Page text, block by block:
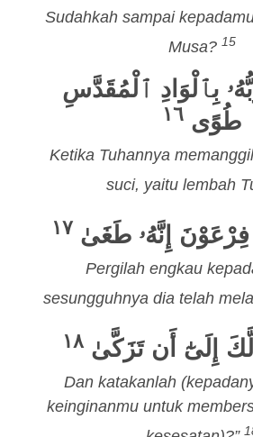
Sudahkah sampai
Musa? 15
بِٱلْوَادِ ٱلْمُقَدَّسِ
طُوًى ١٦
Ketika Tuhannya
suci, yaitu lembah
إِنَّهُۥ طَغَىٰ ١٧
Pergilah engkau
sesungguhnya dia telah
إِلَىٰٓ أَن تَزَكَّىٰ ١٨
Dan katakanlah
keinginanmu untuk